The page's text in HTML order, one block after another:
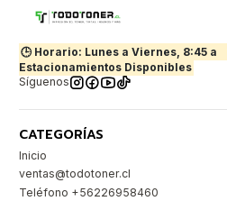
🕒 Horario: Lunes a Viernes, 8:45 a
Estacionamientos Disponibles
Síguenos
CATEGORÍAS
Inicio
ventas@todotoner.cl
Teléfono +56226958460